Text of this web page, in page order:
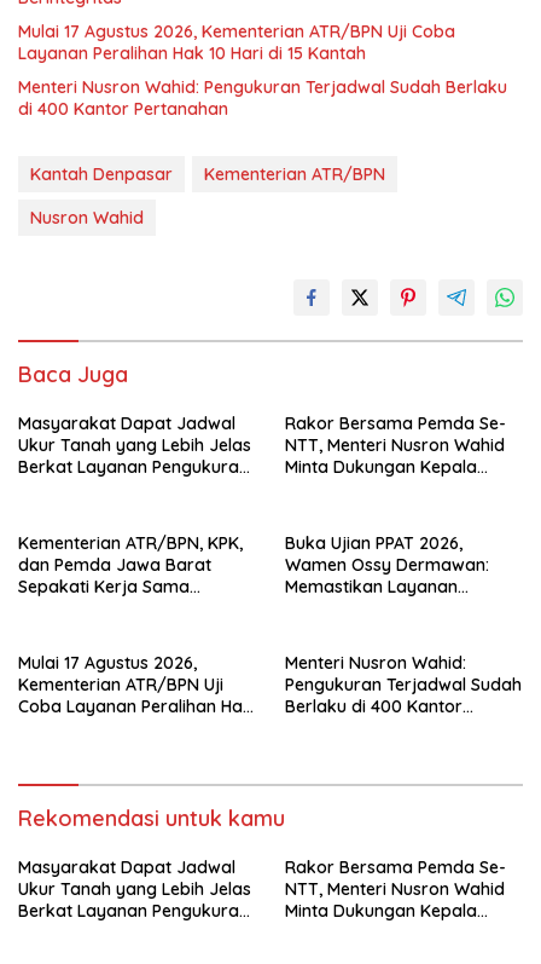
Mulai 17 Agustus 2026, Kementerian ATR/BPN Uji Coba
Layanan Peralihan Hak 10 Hari di 15 Kantah
Menteri Nusron Wahid: Pengukuran Terjadwal Sudah Berlaku
di 400 Kantor Pertanahan
Kantah Denpasar
Kementerian ATR/BPN
Nusron Wahid
Baca Juga
Masyarakat Dapat Jadwal
Ukur Tanah yang Lebih Jelas
Berkat Layanan Pengukuran
Rakor Bersama Pemda Se-
NTT, Menteri Nusron Wahid
Minta Dukungan Kepala
Pertanahan
Kementerian ATR/BPN, KPK,
dan Pemda Jawa Barat
Sepakati Kerja Sama
Buka Ujian PPAT 2026,
Wamen Ossy Dermawan:
Memastikan Layanan
Berintegritas
Mulai 17 Agustus 2026,
Kementerian ATR/BPN Uji
Coba Layanan Peralihan Hak
Menteri Nusron Wahid:
Pengukuran Terjadwal Sudah
Berlaku di 400 Kantor
Rekomendasi untuk kamu
Masyarakat Dapat Jadwal
Ukur Tanah yang Lebih Jelas
Berkat Layanan Pengukuran
Rakor Bersama Pemda Se-
NTT, Menteri Nusron Wahid
Minta Dukungan Kepala